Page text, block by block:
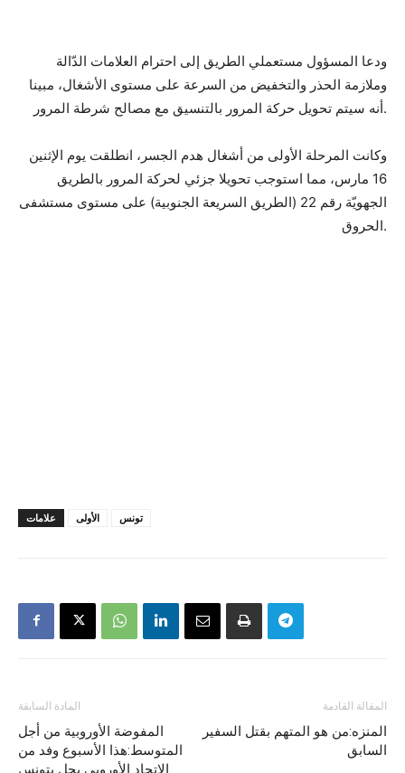
ودعا المسؤول مستعملي الطريق إلى احترام العلامات الدّالة
وملازمة الحذر والتخفيض من السرعة على مستوى الأشغال، مبينا
أنه سيتم تحويل حركة المرور بالتنسيق مع مصالح شرطة المرور.
وكانت المرحلة الأولى من أشغال هدم الجسر، انطلقت يوم الإثنين
16 مارس، مما استوجب تحويلا جزئي لحركة المرور بالطريق
الجهويّة رقم 22 (الطريق السريعة الجنوبية) على مستوى مستشفى
الحروق.
علامات الأولى تونس
المادة السابقة
المفوضة الأوروبية من أجل
المتوسط:هذا الأسبوع وفد من
الاتحاد الأوروبي يحل بتونس
المقالة القادمة
المنزه:من هو المتهم بقتل السفير
السابق